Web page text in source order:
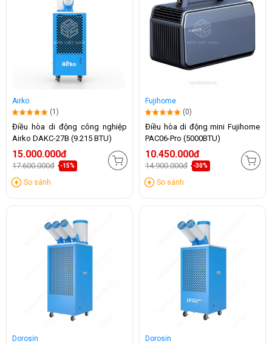
Airko
(1)
Điều hòa di động công nghiệp
Airko DAKC-27B (9.215 BTU)
15.000.000đ
17.600.000đ -15%
So sánh
Fujihome
(0)
Điều hòa di động mini Fujihome
PAC06-Pro (5000BTU)
10.450.000đ
14.900.000đ -30%
So sánh
Dorosin
Dorosin